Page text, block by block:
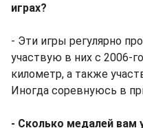
играх?
- Эти игры регулярно
участвую в них с 2006-
километр, а также
Иногда соревнуюсь в
- Сколько медалей вам